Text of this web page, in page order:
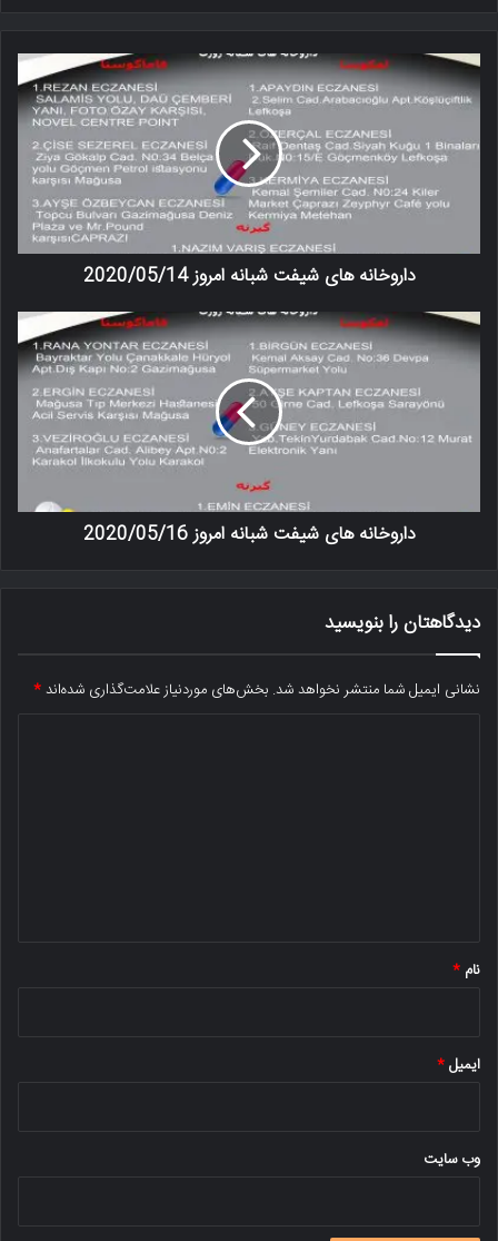
داروخانه های شیفت شبانه امروز 2020/05/14
داروخانه های شیفت شبانه امروز 2020/05/16
دیدگاهتان را بنویسید
نشانی ایمیل شما منتشر نخواهد شد. بخش‌های موردنیاز علامت‌گذاری شده‌اند*
نام *
ایمیل*
وب‌ سایت